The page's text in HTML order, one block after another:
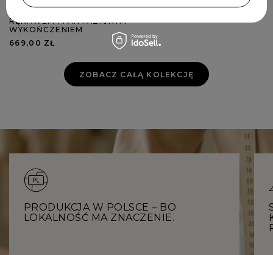
RĘKAWEM I FANTAZYJNYM
WYKOŃCZENIEM
669,00 ZŁ
ZOBACZ CAŁĄ KOLEKCJĘ
PRODUKCJA W POLSCE – BO
LOKALNOŚĆ MA ZNACZENIE.